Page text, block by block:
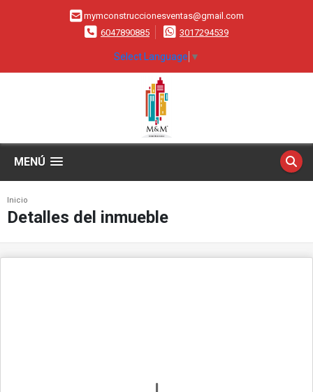
mymconstruccionesventas@gmail.com
6047890885
3017294539
Select Language ▼
MENÚ
Inicio
Detalles del inmueble